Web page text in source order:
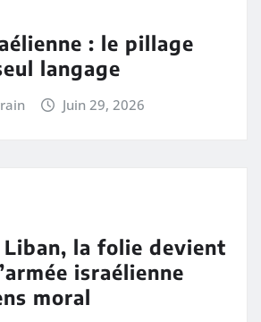
: le pillage
langage
Juin 29, 2026
la folie devient
israélienne
moral